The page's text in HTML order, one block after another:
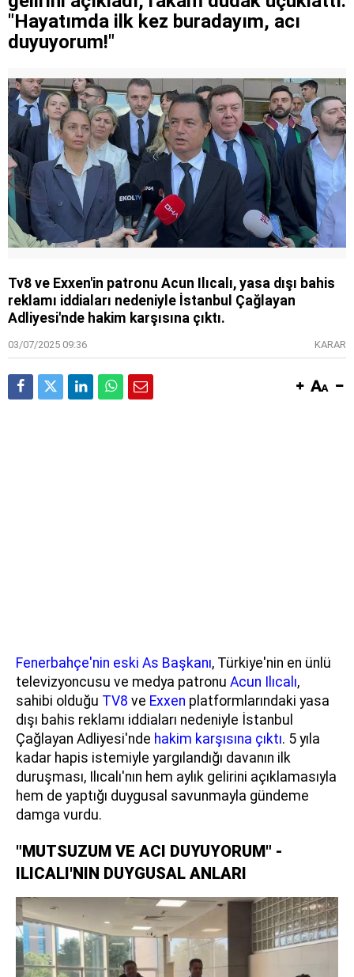
"Hayatımda ilk kez buradayım, acı
duyuyorum!"
Tv8 ve Exxen'in patronu Acun Ilıcalı, yasa dışı bahis
reklamı iddiaları nedeniyle İstanbul Çağlayan
Adliyesi'nde hakim karşısına çıktı.
03/07/2025 09:36 KARAR
Fenerbahçe'nin eski As Başkanı, Türkiye'nin en ünlü
televizyoncusu ve medya patronu Acun Ilıcalı,
sahibi olduğu TV8 ve Exxen platformlarındaki yasa
dışı bahis reklamı iddiaları nedeniyle İstanbul
Çağlayan Adliyesi'nde hakim karşısına çıktı. 5 yıla
kadar hapis istemiyle yargılandığı davanın ilk
duruşması, Ilıcalı'nın hem aylık gelirini açıklamasıyla
hem de yaptığı duygusal savunmayla gündeme
damga vurdu.
"MUTSUZUM VE ACI DUYUYORUM" -
ILICALI'NIN DUYGUSAL ANLARI